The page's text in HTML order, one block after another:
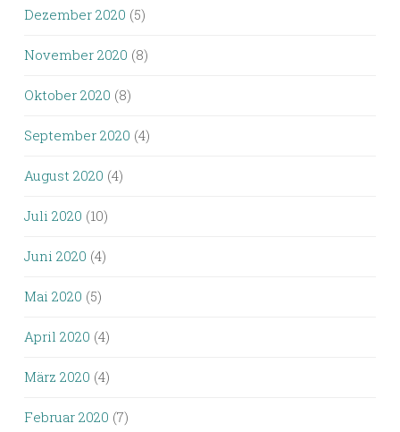
Dezember 2020 (5)
November 2020 (8)
Oktober 2020 (8)
September 2020 (4)
August 2020 (4)
Juli 2020 (10)
Juni 2020 (4)
Mai 2020 (5)
April 2020 (4)
März 2020 (4)
Februar 2020 (7)